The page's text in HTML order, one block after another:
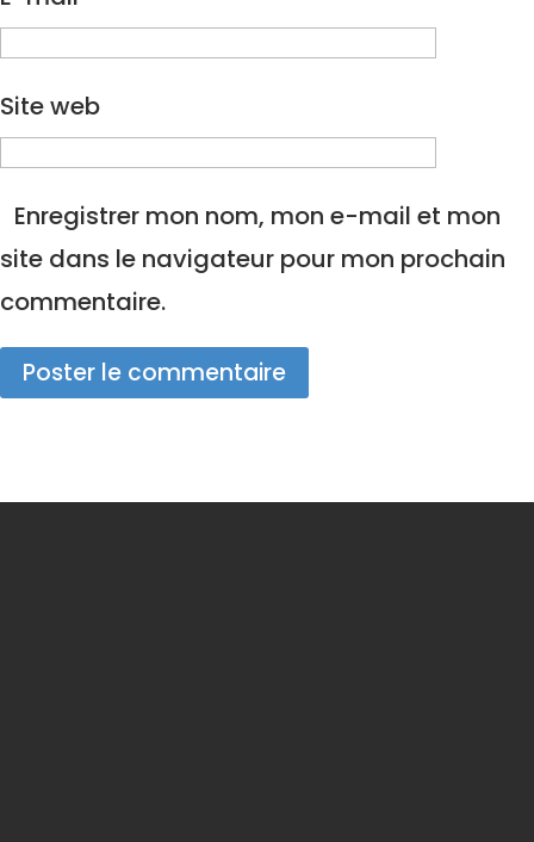
Site web
Enregistrer mon nom, mon e-mail et mon
site dans le navigateur pour mon prochain
commentaire.